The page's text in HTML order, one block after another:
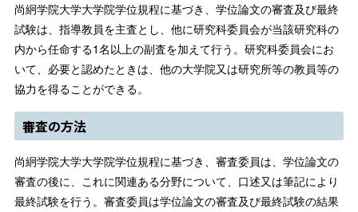
尚絅学院大学大学院学位規程に基づき、学位論文の審査及び最終
試験は、指導教員を主査とし、他に研究科委員会が当該研究科の
内から任命する1名以上の副査を加えて行う。研究科委員会にお
いて、必要と認めたときは、他の大学院又は研究所等の教員等の
協力を得ることができる。
審査の方法
尚絅学院大学大学院学位規程に基づき、審査委員は、学位論文の
審査の後に、これに関連ある分野について、口述又は筆記により
最終試験を行う。審査委員は学位論文の審査及び最終試験の結果